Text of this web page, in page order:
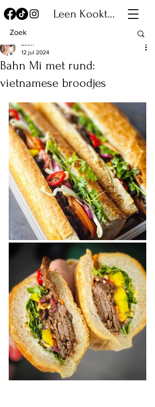
Leen Kookt...
Bahn Mi met rund:
vietnamese broodjes
Leen
12 jul 2024